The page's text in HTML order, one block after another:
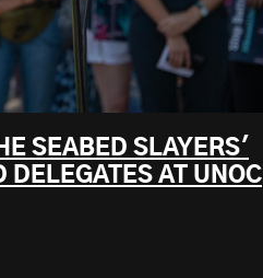
SEABED SLAYERS'
DELEGATES AT UNOC